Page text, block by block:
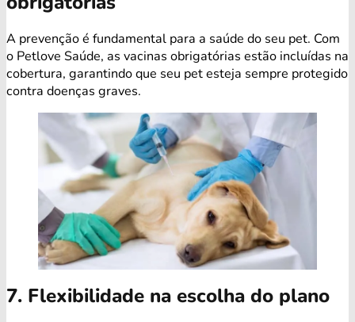
A prevenção é fundamental para a saúde do seu pet. Com
o Petlove Saúde, as vacinas obrigatórias estão incluídas na
cobertura, garantindo que seu pet esteja sempre protegido
contra doenças graves.
7. Flexibilidade na escolha do plano